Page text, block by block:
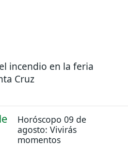
incendio en la feria
Cruz
Horóscopo 09 de
agosto: Vivirás
momentos